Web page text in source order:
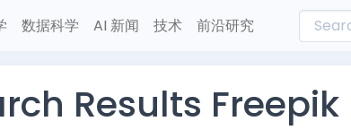
数据科学 AI 新闻 技术 前沿研究
Results Freepik